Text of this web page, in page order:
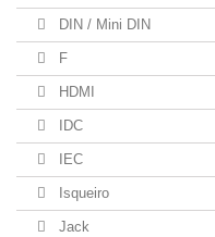
DIN / Mini DIN
F
HDMI
IDC
IEC
Isqueiro
Jack